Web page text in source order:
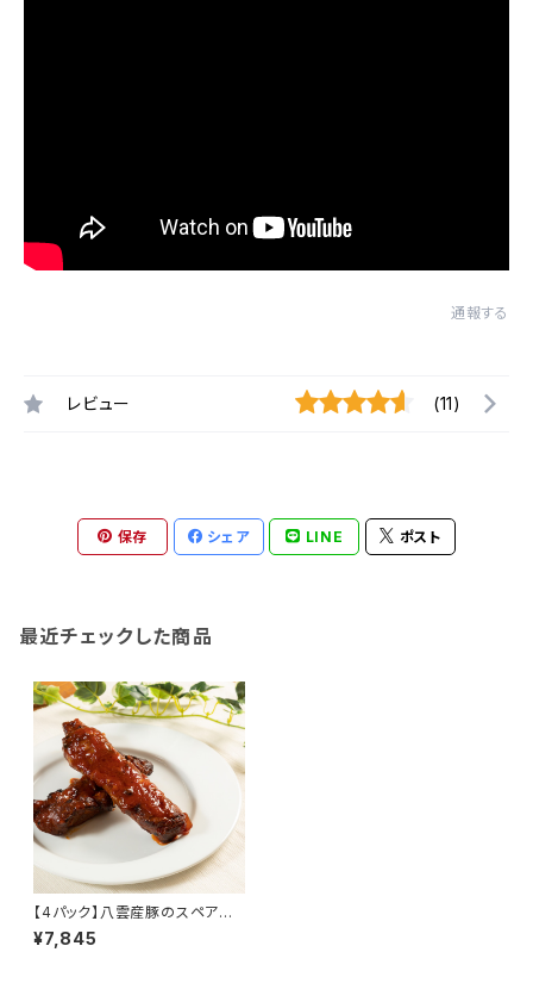
通報する
レビュー (11)
保存 シェア LINE ポスト
最近チェックした商品
【4パック】八雲産豚のスペアリ
ブ
¥7,845